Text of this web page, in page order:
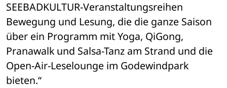
SEEBADKULTUR-Veranstaltungsreihen
Bewegung und Lesung, die die ganze Saison
über ein Programm mit Yoga, QiGong,
Pranawalk und Salsa-Tanz am Strand und die
Open-Air-Leselounge im Godewindpark
bieten.“